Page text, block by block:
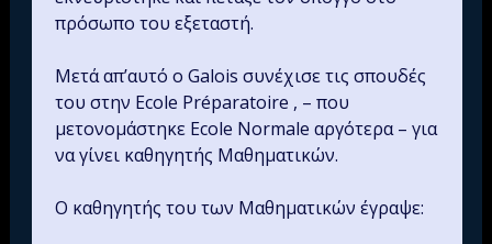
πρόσωπο του εξεταστή.
Μετά απ’αυτό ο Galois συνέχισε τις σπουδές
του στην Ecole Préparatoire , – που
μετονομάστηκε Ecole Normale αργότερα – για
να γίνει καθηγητής Μαθηματικών.
Ο καθηγητής του των Μαθηματικών έγραψε: